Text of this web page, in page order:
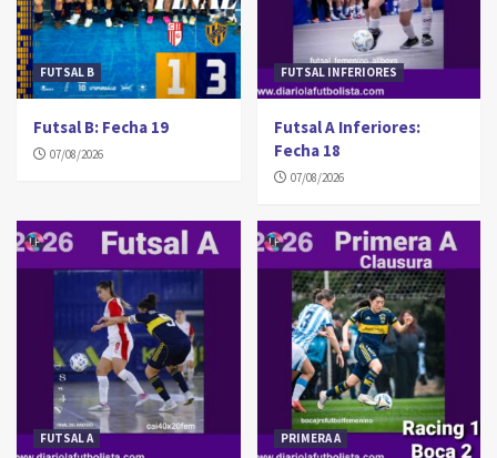
FUTSAL B
Futsal B: Fecha 19
07/08/2026
FUTSAL INFERIORES
Futsal A Inferiores:
Fecha 18
07/08/2026
FUTSAL A PRIMERA A